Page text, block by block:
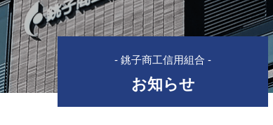
- 銚子商工信用組合 -
お知らせ